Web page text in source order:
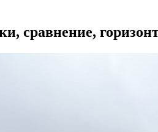
сравнение,